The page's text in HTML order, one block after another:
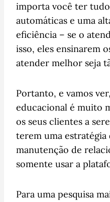
importa você ter
automáticas e uma
eficiência – se o
isso, eles ensinarem
atender melhor seja
Portanto, e vamos
educacional é muito
os seus clientes a
terem uma
manutenção de
somente usar a
Para uma pesquisa